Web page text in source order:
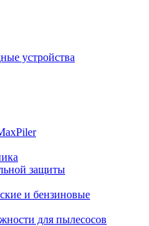
устройства
защиты
и бензиновые
для пылесосов